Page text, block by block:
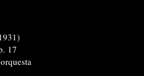
17